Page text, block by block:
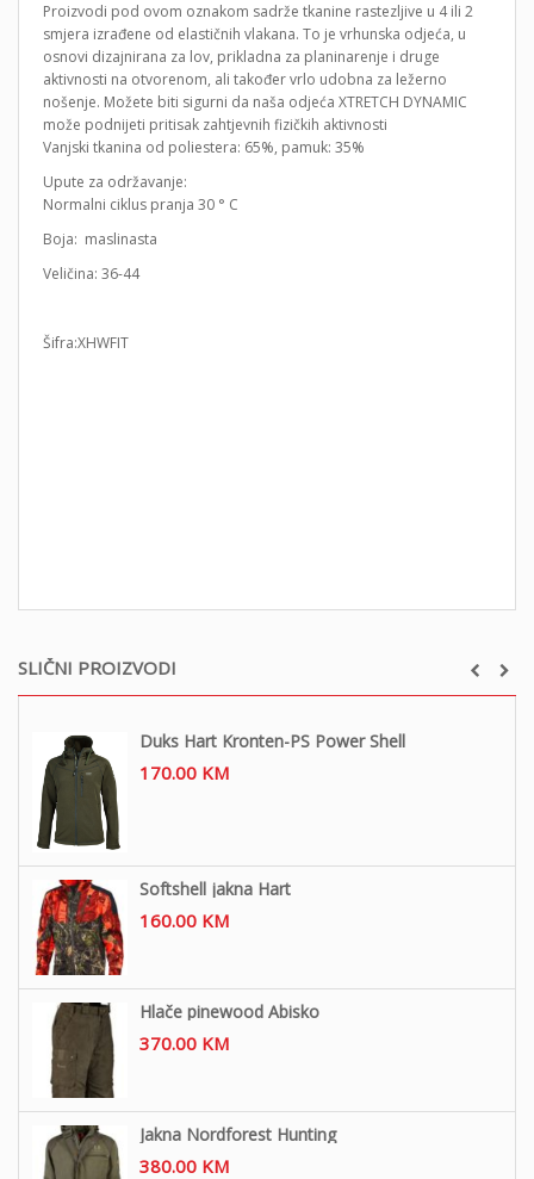
SLIČNI PROIZVODI
Duks Hart Kronten-PS Power Shell
170.00 KM
Softshell jakna Hart
160.00 KM
Hlače pinewood Abisko
370.00 KM
Jakna Nordforest Hunting
380.00 KM
Proizvodi pod ovom oznakom sadrže tkanine rastezljive u 4 ili 2
smjera izrađene od elastičnih vlakana. To je vrhunska odjeća, u
osnovi dizajnirana za lov, prikladna za planinarenje i druge
aktivnosti na otvorenom, ali također vrlo udobna za ležerno
nošenje. Možete biti sigurni da naša odjeća XTRETCH DYNAMIC
može podnijeti pritisak zahtjevnih fizičkih aktivnosti
Vanjski tkanina od poliestera: 65%, pamuk: 35%
Upute za održavanje:
Normalni ciklus pranja 30 ° C
Boja: maslinasta
Veličina: 36-44
Šifra:XHWFIT